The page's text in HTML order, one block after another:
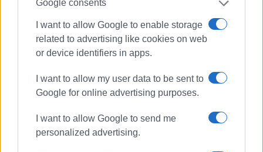
Google consents
I want to allow Google to enable storage
related to advertising like cookies on web
or device identifiers in apps.
I want to allow my user data to be sent to
Google for online advertising purposes.
I want to allow Google to send me
personalized advertising.
τοπικό επίπεδο τις κυβερνητικές πολιτικές. Πολιτικές
που υπακούουν στη λογική ότι «δεν υπάρχει μία» για τις
λαϊκές ανάγκες, για τις ανάγκες των πολλών, την ίδια
ώρα που χαρίζονται δισεκατομμύρια σε
ΝΑΤΟϊκής κοπής!
βρίσκεται στην μονιμοποίηση όλων των συμβασιούχων,
βρίσκεται στην πρόσληψη όλου του απαραίτητου